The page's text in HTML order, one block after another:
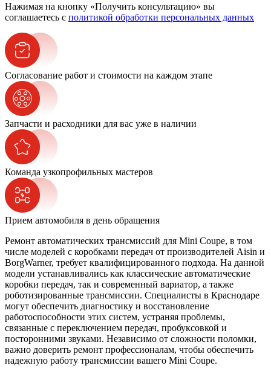
Нажимая на кнопку «Получить консультацию» вы
соглашаетесь с политикой обработки персональных данных
Согласование работ и стоимости на каждом этапе
Запчасти и расходники для вас уже в наличии
Команда узкопрофильных мастеров
Прием автомобиля в день обращения
Ремонт автоматических трансмиссий для Mini Coupe, в том
числе моделей с коробками передач от производителей Aisin и
BorgWarner, требует квалифицированного подхода. На данной
модели устанавливались как классические автоматические
коробки передач, так и современный вариатор, а также
роботизированные трансмиссии. Специалисты в Краснодаре
могут обеспечить диагностику и восстановление
работоспособности этих систем, устраняя проблемы,
связанные с переключением передач, пробуксовкой и
посторонними звуками. Независимо от сложности поломки,
важно доверить ремонт профессионалам, чтобы обеспечить
надежную работу трансмиссии вашего Mini Coupe.